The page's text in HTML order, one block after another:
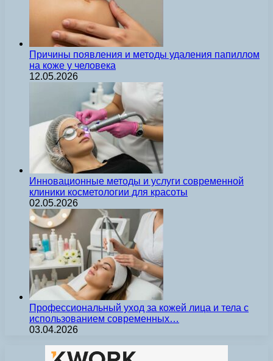
Причины появления и методы удаления папиллом
на коже у человека
12.05.2026
Инновационные методы и услуги современной
клиники косметологии для красоты
02.05.2026
Профессиональный уход за кожей лица и тела с
использованием современных…
03.04.2026